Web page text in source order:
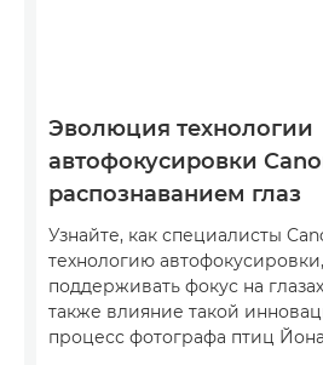
Эволюция технологии
автофокусировки
распознаванием глаз
Узнайте, как специалисты
технологию
поддерживать фокус на
также влияние такой
процесс фотографа птиц